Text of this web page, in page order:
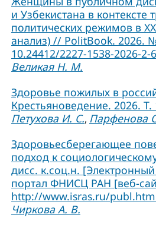
и Узбекистана в
политических режимов в
анализ) // PolitBook. 2026.
10.24412/2227-1538-2026-2-
Великая Н. М.
Здоровье пожилых в
Крестьяноведение. 2026.
Петухова И. С., Парфенова
Здоровьесберегающее
подход к
дисс. к.соц.н.
портал ФНИСЦ РАН [веб-
http://www.isras.ru/
Чиркова А. В.